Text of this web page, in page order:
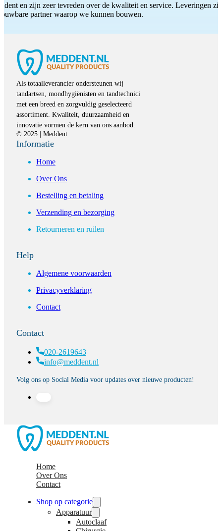
en zijn zeer tevreden over de kwaliteit en service. Leveringen
partner waarop we kunnen bouwen.
Als totaalleverancier ondersteunen wij
tandartsen, mondhygiënisten en tandtechnici
met een breed en zorgvuldig geselecteerd
assortiment. Kwaliteit, duurzaamheid en
innovatie vormen de kern van ons aanbod.
© 2025 | Meddent
Informatie
Home
Over Ons
Bestelling en betaling
Verzending en bezorging
Retourneren en ruilen
Help
Algemene voorwaarden
Privacyverklaring
Contact
Contact
020-2619643
info@meddent.nl
Volg ons op Social Media voor updates over nieuwe producten!
Home
Over Ons
Contact
Shop op categorie
Apparatuur
Autoclaaf